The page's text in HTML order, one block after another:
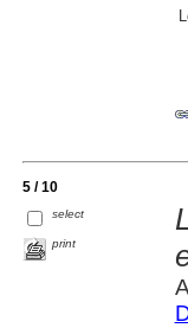
5 / 10
select
print